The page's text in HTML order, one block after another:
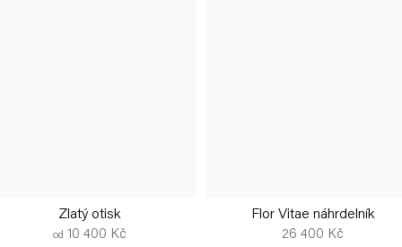
Zlatý otisk
od 10 400 Kč
Flor Vitae náhrdelník
26 400 Kč